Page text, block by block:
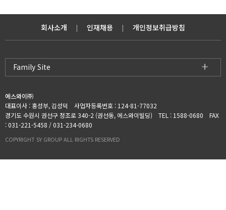
회사소개 | 인재채용 | 개인정보취급방침
Family Site
에스와이㈜
대표이사 : 홍성부, 김성덕 사업자등록번호 : 124-81-77032
경기도 수원시 권선구 정조로 340-2 (권선동, 에스와이빌딩) TEL : 1588-0680 FAX
: 031-221-5458 / 031-234-0680
COPYRIGHT SY GROUP ALL RIGHTS RESERVED